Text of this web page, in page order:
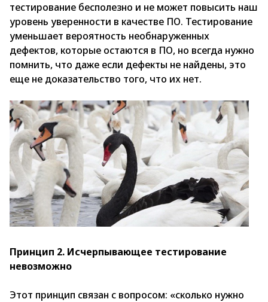
тестирование бесполезно и не может повысить наш
уровень уверенности в качестве ПО. Тестирование
уменьшает вероятность необнаруженных
дефектов, которые остаются в ПО, но всегда нужно
помнить, что даже если дефекты не найдены, это
еще не доказательство того, что их нет.
Принцип 2. Исчерпывающее тестирование
невозможно
Этот принцип связан с вопросом: «сколько нужно